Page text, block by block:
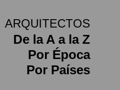
ARQUITECTOS
De la A a la Z
Por Época
Por Países